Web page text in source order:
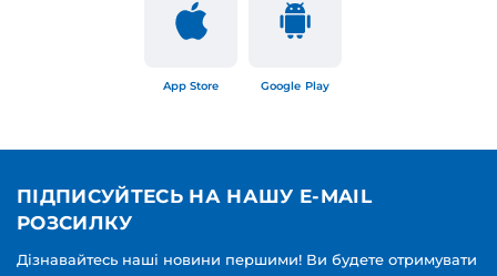
App Store Google Play
ПІДПИСУЙТЕСЬ НА НАШУ E-MAIL
РОЗСИЛКУ
Дізнавайтесь наші новини першими! Ви будете отримувати